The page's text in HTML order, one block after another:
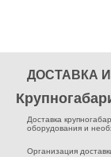
ДОСТАВКА
Доставка
оборудования и
Организация